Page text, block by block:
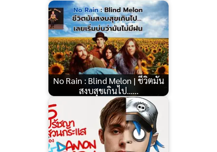
No Rain : Blind Melon | ชีวิตมัน
สงบสุขเกินไป……